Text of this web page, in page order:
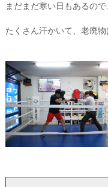
まだまだ寒い日もあるの
たくさん汗かいて、老廃